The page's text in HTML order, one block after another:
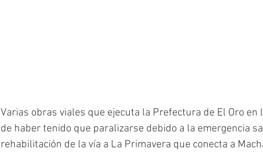
Varias obras viales que ejecuta la Prefectura de El Oro
de haber tenido que paralizarse debido a la emergencia
rehabilitación de la vía a La Primavera que conecta a